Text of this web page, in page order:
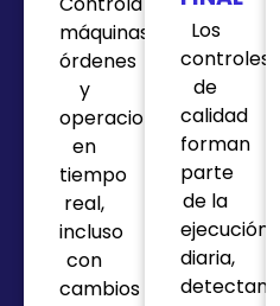
máquinas,
órdenes
y
operaciones
en
tiempo
real,
incluso
con
cambios
Los
controles
de
calidad
forman
parte
de la
ejecución
diaria,
detectando